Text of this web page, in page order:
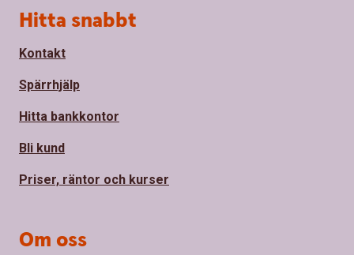
Sidfot
Hitta snabbt
Kontakt
Spärrhjälp
Hitta bankkontor
Bli kund
Priser, räntor och kurser
Om oss